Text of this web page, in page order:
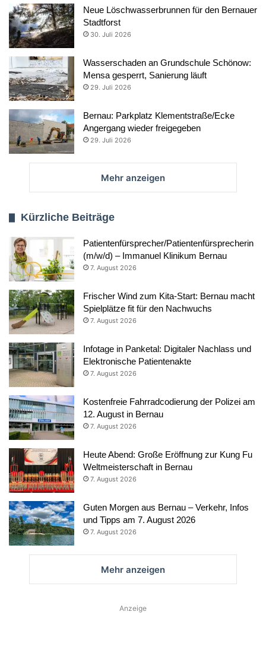
Neue Löschwasserbrunnen für den Bernauer
Stadtforst
30. Juli 2026
Wasserschaden an Grundschule Schönow:
Mensa gesperrt, Sanierung läuft
29. Juli 2026
Bernau: Parkplatz Klementstraße/Ecke
Angergang wieder freigegeben
29. Juli 2026
Mehr anzeigen
Kürzliche Beiträge
Patientenfürsprecher/Patientenfürsprecherin
(m/w/d) – Immanuel Klinikum Bernau
7. August 2026
Frischer Wind zum Kita-Start: Bernau macht
Spielplätze fit für den Nachwuchs
7. August 2026
Infotage in Panketal: Digitaler Nachlass und
Elektronische Patientenakte
7. August 2026
Kostenfreie Fahrradcodierung der Polizei am
12. August in Bernau
7. August 2026
Heute Abend: Große Eröffnung zur Kung Fu
Weltmeisterschaft in Bernau
7. August 2026
Guten Morgen aus Bernau – Verkehr, Infos
und Tipps am 7. August 2026
7. August 2026
Mehr anzeigen
Anzeige